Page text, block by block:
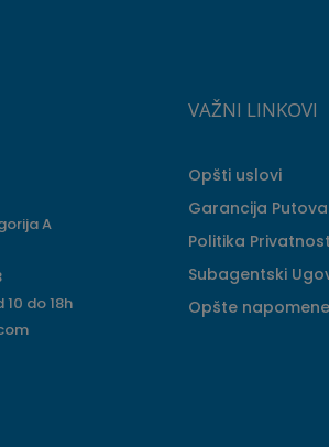
A
do 18h
VAŽNI LINKOVI
Opšti uslovi
Garancija
Politika
Subagentski
Opšte napomene